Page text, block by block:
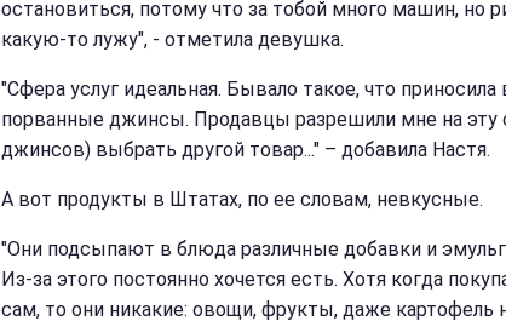
остановиться, потому что за тобой много машин, но
какую-то лужу", - отметила девушка.
"Сфера услуг идеальная. Бывало такое, что приносила
порванные джинсы. Продавцы разрешили мне на эту
джинсов) выбрать другой товар..." – добавила Настя.
А вот продукты в Штатах, по ее словам, невкусные.
"Они подсыпают в блюда различные добавки и
Из-за этого постоянно хочется есть. Хотя когда
сам, то они никакие: овощи, фрукты, даже картофель